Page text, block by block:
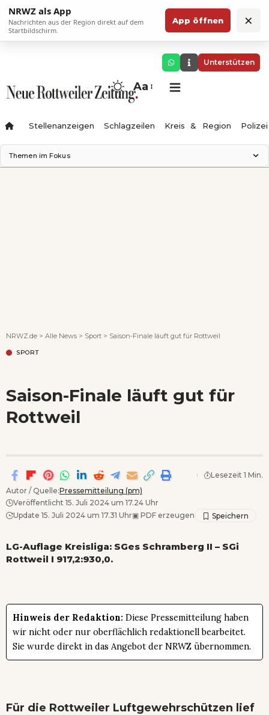
NRWZ als App
Nachrichten aus der Region direkt auf dem
Startbildschirm.
App öffnen ×
Unterstützen
Aa
Stellenanzeigen Schlagzeilen Kreis & Region Polizei
Themen im Fokus
NRWZ.de > Alle News > Sport > Saison-Finale läuft gut für Rottweil
SPORT
Saison-Finale läuft gut für
Rottweil
Autor / Quelle:Pressemitteilung (pm)
Veröffentlicht 15. Juli 2024 um 17.24 Uhr
Update 15. Juli 2024 um 17.31 Uhr▣ PDF erzeugen
Lesezeit 1 Min.
LG-Auflage Kreisliga: SGes Schramberg II – SGi
Rottweil I 917,2:930,0.
Hinweis der Redaktion: Diese Pressemitteilung haben
wir nicht oder nur oberflächlich redaktionell bearbeitet.
Sie wurde direkt in das Angebot der NRWZ übernommen.
Für die Rottweiler Luftgewehrschützen lief